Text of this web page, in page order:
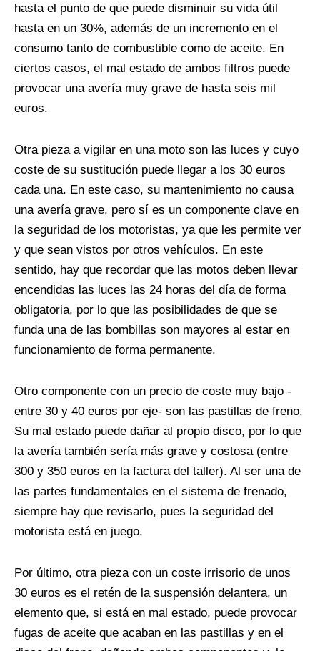
hasta el punto de que puede disminuir su vida útil
hasta en un 30%, además de un incremento en el
consumo tanto de combustible como de aceite. En
ciertos casos, el mal estado de ambos filtros puede
provocar una avería muy grave de hasta seis mil
euros.
Otra pieza a vigilar en una moto son las luces y cuyo
coste de su sustitución puede llegar a los 30 euros
cada una. En este caso, su mantenimiento no causa
una avería grave, pero sí es un componente clave en
la seguridad de los motoristas, ya que les permite ver
y que sean vistos por otros vehículos. En este
sentido, hay que recordar que las motos deben llevar
encendidas las luces las 24 horas del día de forma
obligatoria, por lo que las posibilidades de que se
funda una de las bombillas son mayores al estar en
funcionamiento de forma permanente.
Otro componente con un precio de coste muy bajo -
entre 30 y 40 euros por eje- son las pastillas de freno.
Su mal estado puede dañar al propio disco, por lo que
la avería también sería más grave y costosa (entre
300 y 350 euros en la factura del taller). Al ser una de
las partes fundamentales en el sistema de frenado,
siempre hay que revisarlo, pues la seguridad del
motorista está en juego.
Por último, otra pieza con un coste irrisorio de unos
30 euros es el retén de la suspensión delantera, un
elemento que, si está en mal estado, puede provocar
fugas de aceite que acaban en las pastillas y en el